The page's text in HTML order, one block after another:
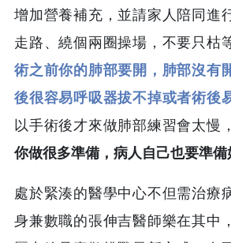
增加營養補充，並請家人陪同進
走路、繞個兩圈操場，不要只枯
術之前你的肺部要開，肺部沒有
後很容易呼吸器拔不掉或者術後
以手術後才來做肺部練習會太慢
你做很多準備，病人自己也要準備
處於緊湊的醫學中心不但需治療
身兼數職的張伸吉醫師樂在其中